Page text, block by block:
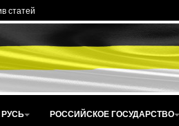
статей
РОССИЙСКОЕ ГОСУДАРСТВО